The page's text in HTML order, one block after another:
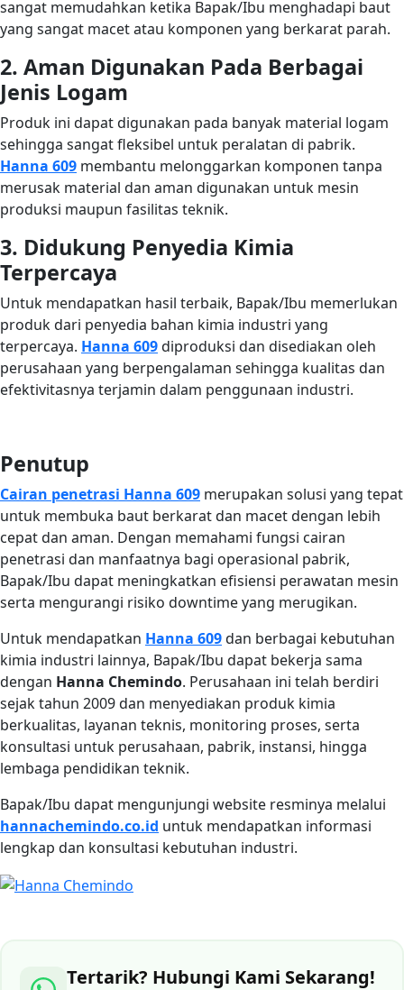
sangat memudahkan ketika Bapak/Ibu menghadapi baut
yang sangat macet atau komponen yang berkarat parah.
2. Aman Digunakan Pada Berbagai
Jenis Logam
Produk ini dapat digunakan pada banyak material logam
sehingga sangat fleksibel untuk peralatan di pabrik.
Hanna 609 membantu melonggarkan komponen tanpa
merusak material dan aman digunakan untuk mesin
produksi maupun fasilitas teknik.
3. Didukung Penyedia Kimia
Terpercaya
Untuk mendapatkan hasil terbaik, Bapak/Ibu memerlukan
produk dari penyedia bahan kimia industri yang
terpercaya. Hanna 609diproduksi dan disediakan oleh
perusahaan yang berpengalaman sehingga kualitas dan
efektivitasnya terjamin dalam penggunaan industri.
Penutup
Cairan penetrasi Hanna 609 merupakan solusi yang tepat
untuk membuka baut berkarat dan macet dengan lebih
cepat dan aman. Dengan memahami fungsi cairan
penetrasi dan manfaatnya bagi operasional pabrik,
Bapak/Ibu dapat meningkatkan efisiensi perawatan mesin
serta mengurangi risiko downtime yang merugikan.
Untuk mendapatkan Hanna 609dan berbagai kebutuhan
kimia industri lainnya, Bapak/Ibu dapat bekerja sama
dengan Hanna Chemindo. Perusahaan ini telah berdiri
sejak tahun 2009 dan menyediakan produk kimia
berkualitas, layanan teknis, monitoring proses, serta
konsultasi untuk perusahaan, pabrik, instansi, hingga
lembaga pendidikan teknik.
Bapak/Ibu dapat mengunjungi website resminya melalui
hannachemindo.co.id untuk mendapatkan informasi
lengkap dan konsultasi kebutuhan industri.
Tertarik? Hubungi Kami Sekarang!